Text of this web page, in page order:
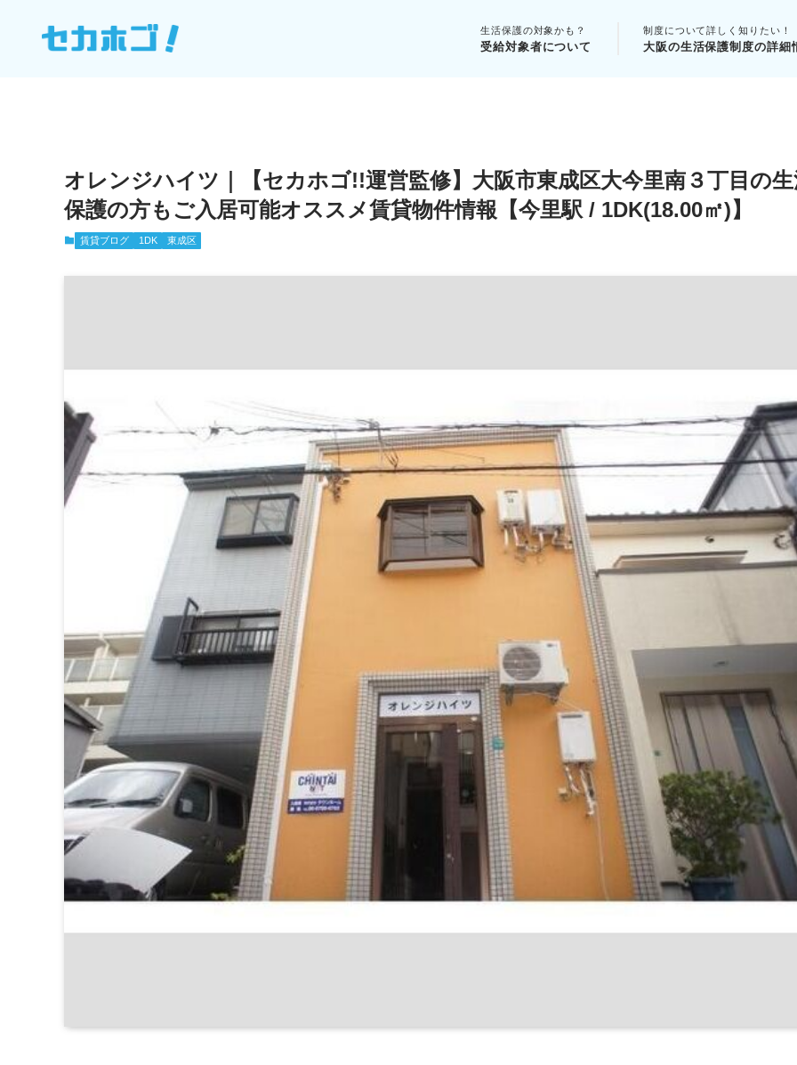
生活保護の対象かも？
受給対象者について
制度について詳しく知りたい！
大阪の生活保護制度の詳細
オレンジハイツ｜【セカホゴ!!運営監修】大阪市東成区大今里南３丁目の
保護の方もご入居可能オススメ賃貸物件情報【今里駅 / 1DK(18.00㎡)】
賃貸ブログ 1DK 東成区